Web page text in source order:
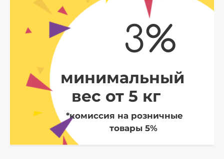
3%
минимальный
вес от 5 кг
*комиссия на розничные
товары 5%